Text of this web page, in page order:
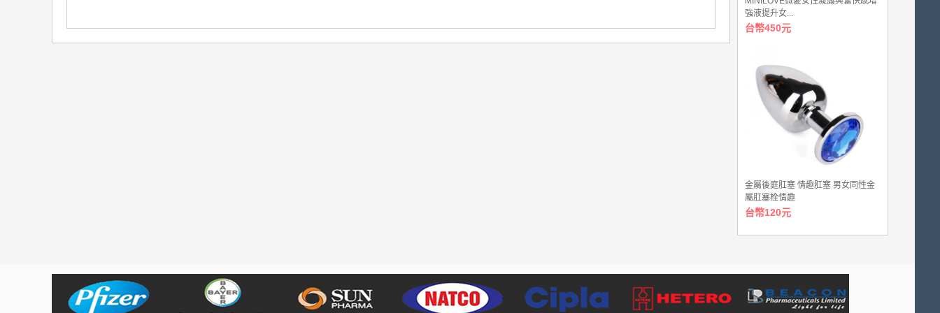
強液提升女...
台幣450元
金屬後庭肛塞 情趣肛塞 男女同性金
屬肛塞栓情趣
台幣120元